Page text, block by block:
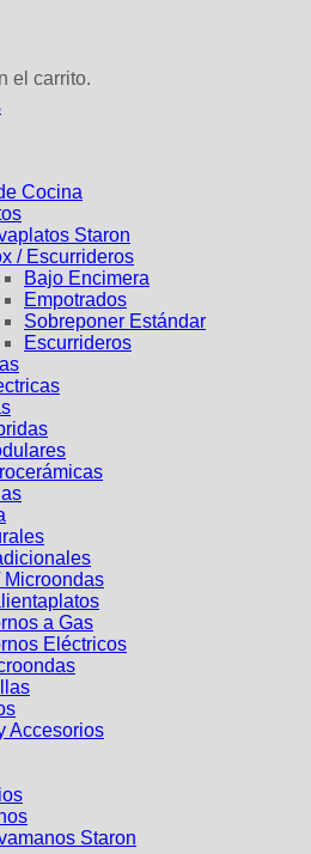
el carrito.
Cocina
Staron
/ Escurrideros
Bajo Encimera
Empotrados
Sobreponer Estándar
Escurrideros
Microondas
a Gas
Eléctricos
Accesorios
Staron